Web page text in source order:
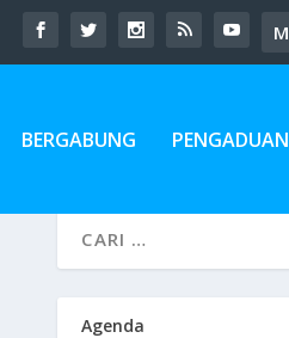
BERGABUNG PENGADUAN
Agenda